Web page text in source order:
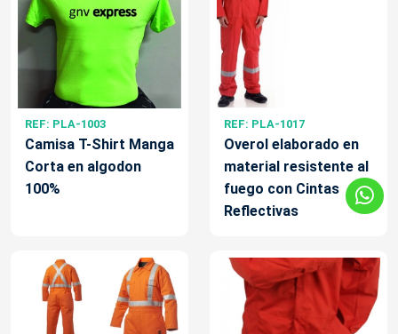
REF: PLA-1003
Camisa T-Shirt Manga
Corta en algodon
100%
REF: PLA-1017
Overol elaborado en
material resistente al
fuego con Cintas
Reflectivas